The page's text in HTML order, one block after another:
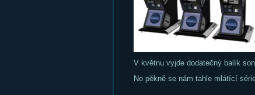
V květnu vyjde dodatečný balík
No pěkně se nám tahle mlátící